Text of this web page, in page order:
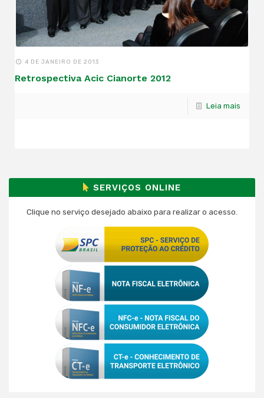
4 DE JANEIRO DE 2013
Retrospectiva Acic Cianorte 2012
Leia mais
SERVIÇOS ONLINE
Clique no serviço desejado abaixo para realizar o acesso.